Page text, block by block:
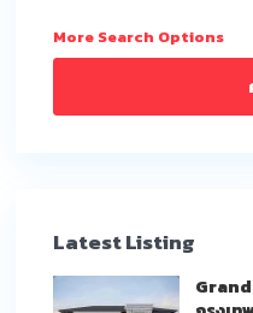
More Search Options
Latest Listing